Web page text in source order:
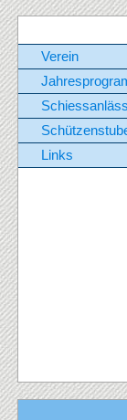
Verein
Links